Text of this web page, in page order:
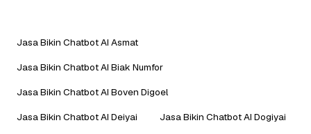
Jasa Bikin Chatbot AI Asmat
Jasa Bikin Chatbot AI Biak Numfor
Jasa Bikin Chatbot AI Boven Digoel
Jasa Bikin Chatbot AI Deiyai
Jasa Bikin Chatbot AI Dogiyai